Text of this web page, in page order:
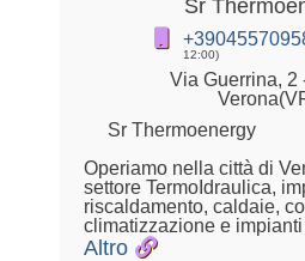
Sr
12:00)
Via Guerrina, 2
Sr Thermoenergy
Operiamo nella città di
settore TermoIdraulica,
riscaldamento, caldaie,
climatizzazione e impianti
Altro